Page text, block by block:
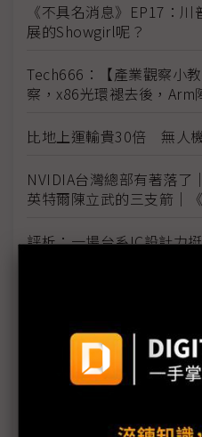
《不具名消息》EP17：
展的Showgirl呢？
Tech666：【產業觀察小
察，x86光環褪去後，Arm
比地上運輸貴30倍 無人
NVIDIA台灣總部有著落了
英特爾陳立武的三支箭｜
評析：一場台系IC設計力
黃仁勳直言AI晶片管制錯